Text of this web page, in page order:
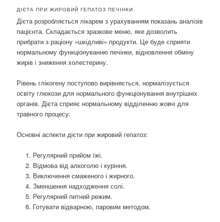
ДІЄТА ПРИ ЖИРОВИЙ ГЕПАТОЗ ПЕЧІНКИ
Дієта розробляється лікарем з урахуванням показань аналізів
пацієнта. Складається зразкове меню, яке дозволить
прибрати з раціону «шкідливі» продукти. Це буде сприяти
нормальному функціонуванню печінки, відновлення обміну
жирів і зниження холестерину.
Рівень глікогену поступово вирівняється, нормалізується
освіту глюкози для нормального функціонування внутрішніх
органів. Дієта сприяє нормальному відділенню жовчі для
травного процесу.
Основні аспекти дієти при жировий гепатоз:
Регулярний прийом їжі.
Відмова від алкоголю і куріння.
Виключення смаженого і жирного.
Зменшення надходження солі.
Регулярний питний режим.
Готувати відварною, паровим методом.